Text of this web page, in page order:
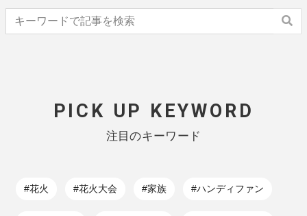
PICK UP KEYWORD
注目のキーワード
#花火 #花火大会 #家族 #ハンディファン